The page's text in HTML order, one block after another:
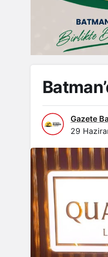
Gazete
29